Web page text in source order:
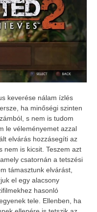
keverése nálam ízlés
ha minőségi szinten
s nem is tudom
le véleményemet azzal
elvárás hozzásegíti az
nem is kicsit. Teszem azt
csatornán a tetszési
támasztunk elvárást,
el egy alacsony
hasonló
tele. Ellenben, ha